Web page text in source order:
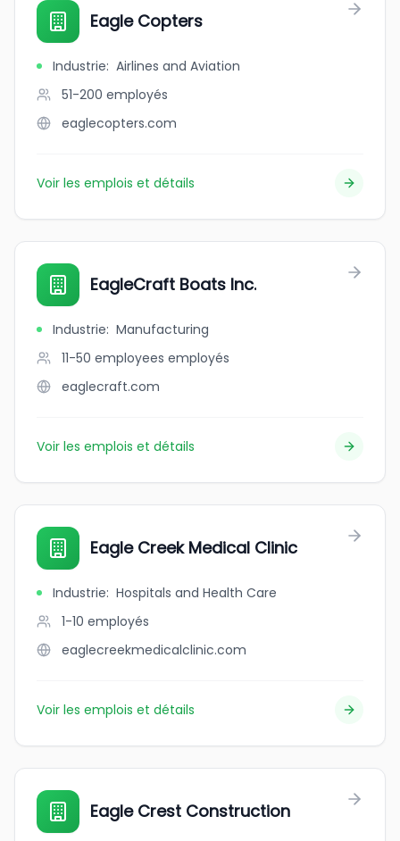
Eagle Copters
Industrie: Airlines and Aviation
51-200 employés
eaglecopters.com
Voir les emplois et détails
EagleCraft Boats Inc.
Industrie: Manufacturing
11-50 employees employés
eaglecraft.com
Voir les emplois et détails
Eagle Creek Medical Clinic
Industrie: Hospitals and Health Care
1-10 employés
eaglecreekmedicalclinic.com
Voir les emplois et détails
Eagle Crest Construction